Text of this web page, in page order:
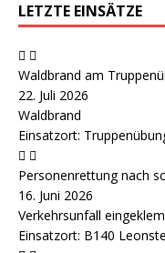
LETZTE EINSÄTZE
Waldbrand am
22. Juli 2026
Waldbrand
Einsatzort:
Personenrettung nach
16. Juni 2026
Verkehrsunfall
Einsatzort: B140